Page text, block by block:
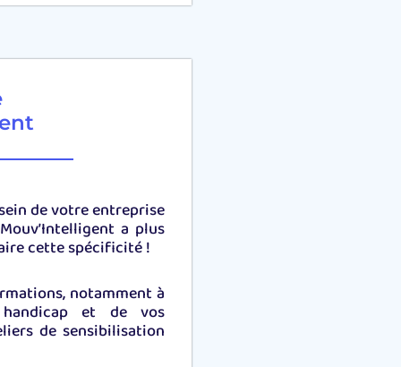
de votre entreprise
a plus
cette spécificité !
notamment à
et de vos
de sensibilisation